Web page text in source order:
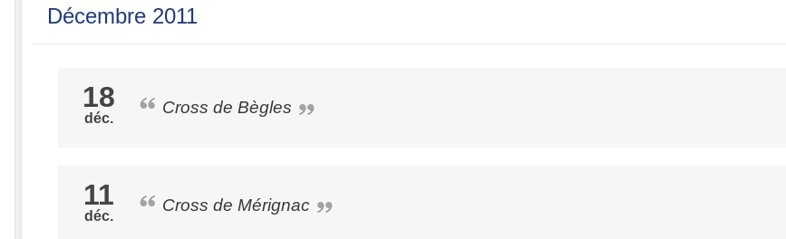
Décembre 2011
18
déc.
Cross de Bègles
11
déc.
Cross de Mérignac